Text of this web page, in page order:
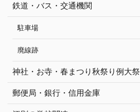
鉄道・バス・交通機関
駐車場
廃線跡
神社・お寺・春まつり秋祭り例大祭
郵便局・銀行・信用金庫